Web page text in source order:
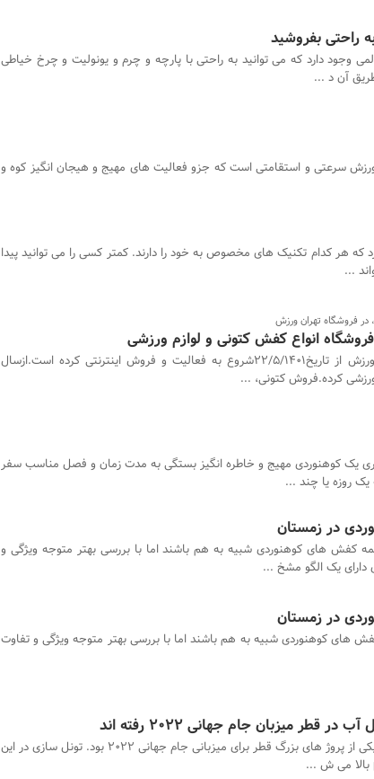
راحتی بفروشید
دارد که می توانید به راحتی با پارچه و چرم و یونولیت و چرخ خیاطی
طریق آن د ...
سرعتی و استقامتی است که جزو فعالیت های مهیج و هیجان انگیز کوه و
که هر کدام تکنیک های مخصوص به خود را دارند. کمتر کسی را می توانید پیدا
...
فروشگاه تهران ورزش
انواع کفش کتونی و لوازم ورزشی
فروشگاه تهران ورزش از تاریخ22/5/1401شروع به فعالیت و فروش اینترنتی کرده است.ازسال
یک کوهنوردی مهیج و خاطره انگیز بستگی به مدت زمان و فصل مناسب سفر
یک روزه یا چند ...
در زمستان
کفش های کوهنوردی شبیه به هم باشند اما با بررسی بهتر متوجه ویژگی و
یک الگو مشخ ...
در زمستان
های کوهنوردی شبیه به هم باشند اما با بررسی بهتر متوجه ویژگی و تفاوت
میزبان جام جهانی 2022 رفته اند
احداث خطوط مترو یکی از پروژ های بزرگ قطر برای میزبانی جام جهانی 2022 بود. تونل سازی در این